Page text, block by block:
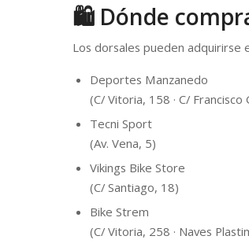
🛍 Dónde
Los dorsales pueden adquirirse
Deportes Manzanedo
(C/ Vitoria, 158 · C/
Tecni Sport
(Av. Vena, 5)
Vikings Bike Store
(C/ Santiago, 18)
Bike Strem
(C/ Vitoria, 258 · Naves